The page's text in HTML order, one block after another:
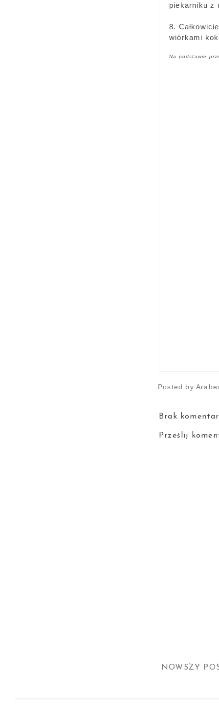
piekarniku z
8.
wiórkami
Na podstawie
Posted by
Brak
Prześlij
NOWSZY